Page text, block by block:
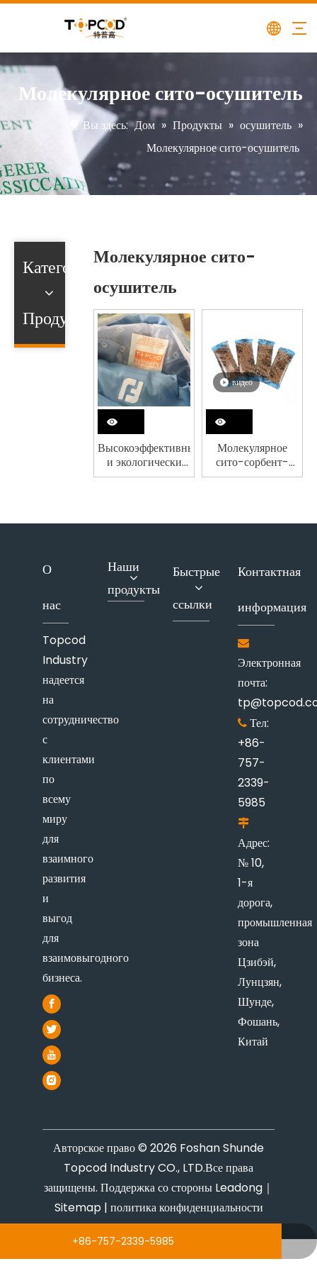
Молекулярное сито-осушитель
Вы здесь: Дом » Продукты » осушитель »
Молекулярное сито-осушитель
Категория
Продукта
Молекулярное сито-
осушитель
Высокоэффективный
и экологически
чистый осушитель
видео
Молекулярное
сито-сорбент-
осушитель для
О
нас
Topcod
Industry
надеется
на
сотрудничество
с
клиентами
по
всему
миру
для
взаимного
развития
и
выгод
для
взаимовыгодного
бизнеса.
Наши
продукты
Быстрые
ссылки
Контактная
информация

Электронная
почта:
 Тел:
+86-
757-
2339-
5985

Адрес:
№ 10,
1-я
дорога,
промышленная
зона
Цзибэй,
Лунцзян,
Шунде,
Фошань,
Китай
tp@topcod.com.cn
+86-757-2339-5985
Авторское право © 2026 Foshan Shunde
Topcod Industry CO., LTD.Все права
защищены. Поддержка со стороны Leadong｜
Sitemap | политика конфиденциальности